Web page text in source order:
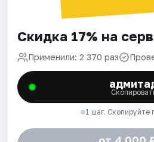
Скидка 17% на
Применили: 2 370 раз
1 шаг. Скопируйте